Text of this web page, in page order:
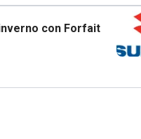
con Forfait